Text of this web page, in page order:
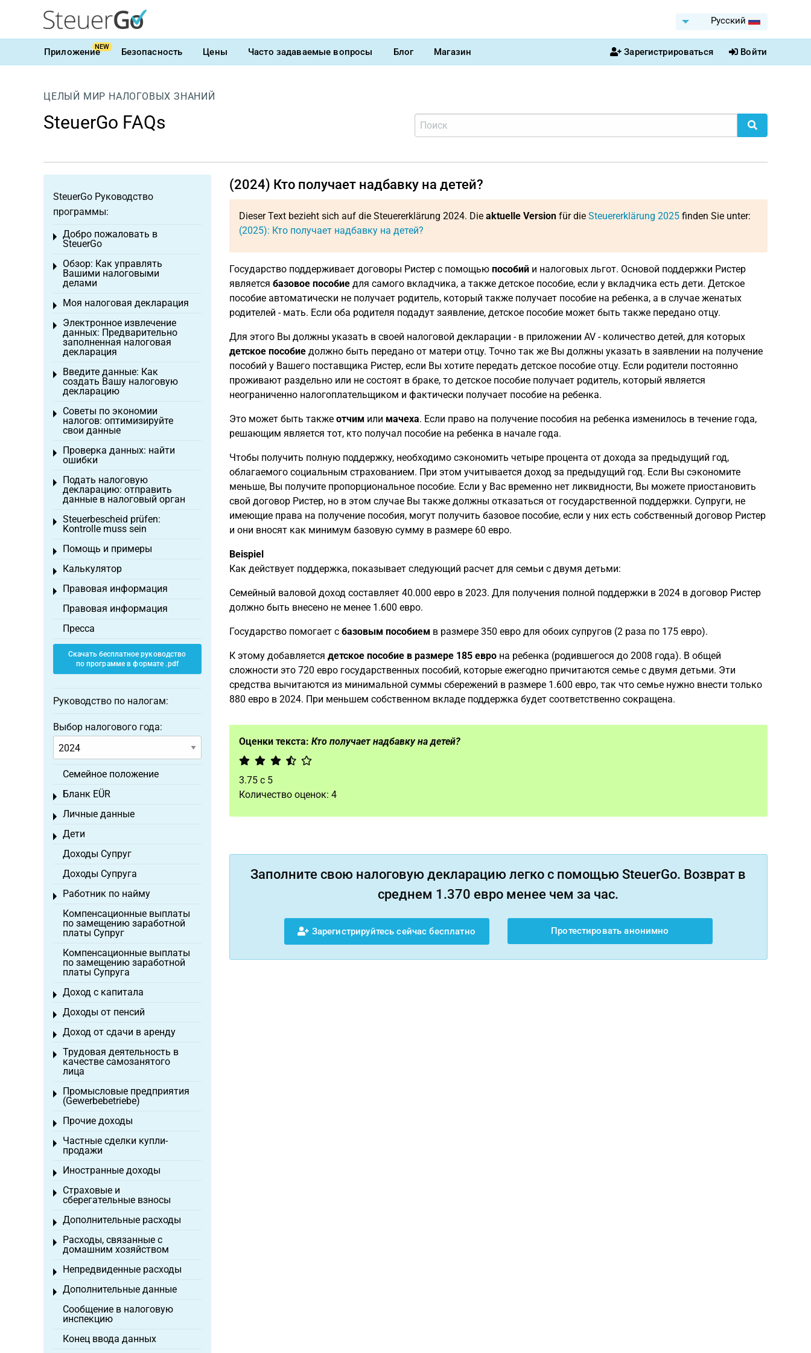
Pусский
ПриложениеNEW Безопасность Цены Часто задаваемые вопросы Блог Магазин Зарегистрироваться Войти
ЦЕЛЫЙ МИР НАЛОГОВЫХ ЗНАНИЙ
SteuerGo FAQs
(2024) Кто получает надбавку на детей?
Dieser Text bezieht sich auf die Steuererklärung 2024. Die aktuelle Versionfür die Steuererklärung 2025finden Sie unter:
(2025): Кто получает надбавку на детей?
Государство поддерживает договоры Ристер с помощью пособийи налоговых льгот. Основой поддержки Ристер
является базовое пособиедля самого вкладчика, а также детское пособие, если у вкладчика есть дети. Детское
пособие автоматически не получает родитель, который также получает пособие на ребенка, а в случае женатых
родителей - мать. Если оба родителя подадут заявление, детское пособие может быть также передано отцу.
Для этого Вы должны указать в своей налоговой декларации - в приложении AV - количество детей, для которых
детское пособиедолжно быть передано от матери отцу. Точно так же Вы должны указать в заявлении на получение
пособий у Вашего поставщика Ристер, если Вы хотите передать детское пособие отцу. Если родители постоянно
проживают раздельно или не состоят в браке, то детское пособие получает родитель, который является
неограниченно налогоплательщиком и фактически получает пособие на ребенка.
Это может быть также отчим или мачеха. Если право на получение пособия на ребенка изменилось в течение года,
решающим является тот, кто получал пособие на ребенка в начале года.
Чтобы получить полную поддержку, необходимо сэкономить четыре процента от дохода за предыдущий год,
облагаемого социальным страхованием. При этом учитывается доход за предыдущий год. Если Вы сэкономите
меньше, Вы получите пропорциональное пособие. Если у Вас временно нет ликвидности, Вы можете приостановить
свой договор Ристер, но в этом случае Вы также должны отказаться от государственной поддержки. Супруги, не
имеющие права на получение пособия, могут получить базовое пособие, если у них есть собственный договор Ристер
и они вносят как минимум базовую сумму в размере 60 евро.
Beispiel
Как действует поддержка, показывает следующий расчет для семьи с двумя детьми:
Семейный валовой доход составляет 40.000 евро в 2023. Для получения полной поддержки в 2024 в договор Ристер
должно быть внесено не менее 1.600 евро.
Государство помогает с базовым пособием в размере 350 евро для обоих супругов (2 раза по 175 евро).
К этому добавляется детское пособие в размере 185 еврона ребенка (родившегося до 2008 года). В общей
сложности это 720 евро государственных пособий, которые ежегодно причитаются семье с двумя детьми. Эти
средства вычитаются из минимальной суммы сбережений в размере 1.600 евро, так что семье нужно внести только
880 евро в 2024. При меньшем собственном вкладе поддержка будет соответственно сокращена.
Оценки текста: Кто получает надбавку на детей?
3.75с 5
Количество оценок: 4
Заполните свою налоговую декларацию легко с помощью SteuerGo. Возврат в
среднем 1.370 евро менее чем за час.
Зарегистрируйтесь сейчас бесплатно Протестировать анонимно
SteuerGo Руководство
программы:
Добро пожаловать в
SteuerGo
Toggle menu
Обзор: Как управлять
Вашими налоговыми
делами
Toggle menu
Моя налоговая декларация
Toggle menu
Электронное извлечение
данных: Предварительно
заполненная налоговая
декларация
Toggle menu
Введите данные: Как
создать Вашу налоговую
декларацию
Toggle menu
Советы по экономии
налогов: оптимизируйте
свои данные
Toggle menu
Проверка данных: найти
ошибки
Toggle menu
Подать налоговую
декларацию: отправить
данные в налоговый орган
Toggle menu
Steuerbescheid prüfen:
Kontrolle muss sein
Toggle menu
Помощь и примеры
Toggle menu
Калькулятор
Toggle menu
Правовая информация
Toggle menu
Правовая информация
Пресса
Скачать бесплатное руководство
по программе в формате .pdf
Руководство по налогам:
Выбор налогового года:
Семейное положение
Бланк EÜR
Toggle menu
Личные данные
Toggle menu
Дети
Toggle menu
Доходы Супруг
Доходы Супруга
Работник по найму
Toggle menu
Компенсационные выплаты
по замещению заработной
платы Супруг
Компенсационные выплаты
по замещению заработной
платы Супруга
Доход с капитала
Toggle menu
Доходы от пенсий
Toggle menu
Доход от сдачи в аренду
Toggle menu
Трудовая деятельность в
качестве самозанятого
лица
Toggle menu
Промысловые предприятия
(Gewerbebetriebe)
Toggle menu
Прочие доходы
Toggle menu
Частные сделки купли-
продажи
Toggle menu
Иностранные доходы
Toggle menu
Страховые и
сберегательные взносы
Toggle menu
Дополнительные расходы
Toggle menu
Расходы, связанные с
домашним хозяйством
Toggle menu
Непредвиденные расходы
Toggle menu
Дополнительные данные
Toggle menu
Сообщение в налоговую
инспекцию
Конец ввода данных